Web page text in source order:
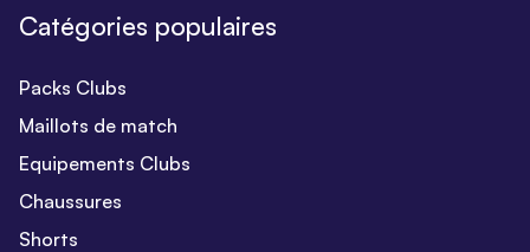
Catégories populaires
Packs Clubs
Maillots de match
Equipements Clubs
Chaussures
Shorts